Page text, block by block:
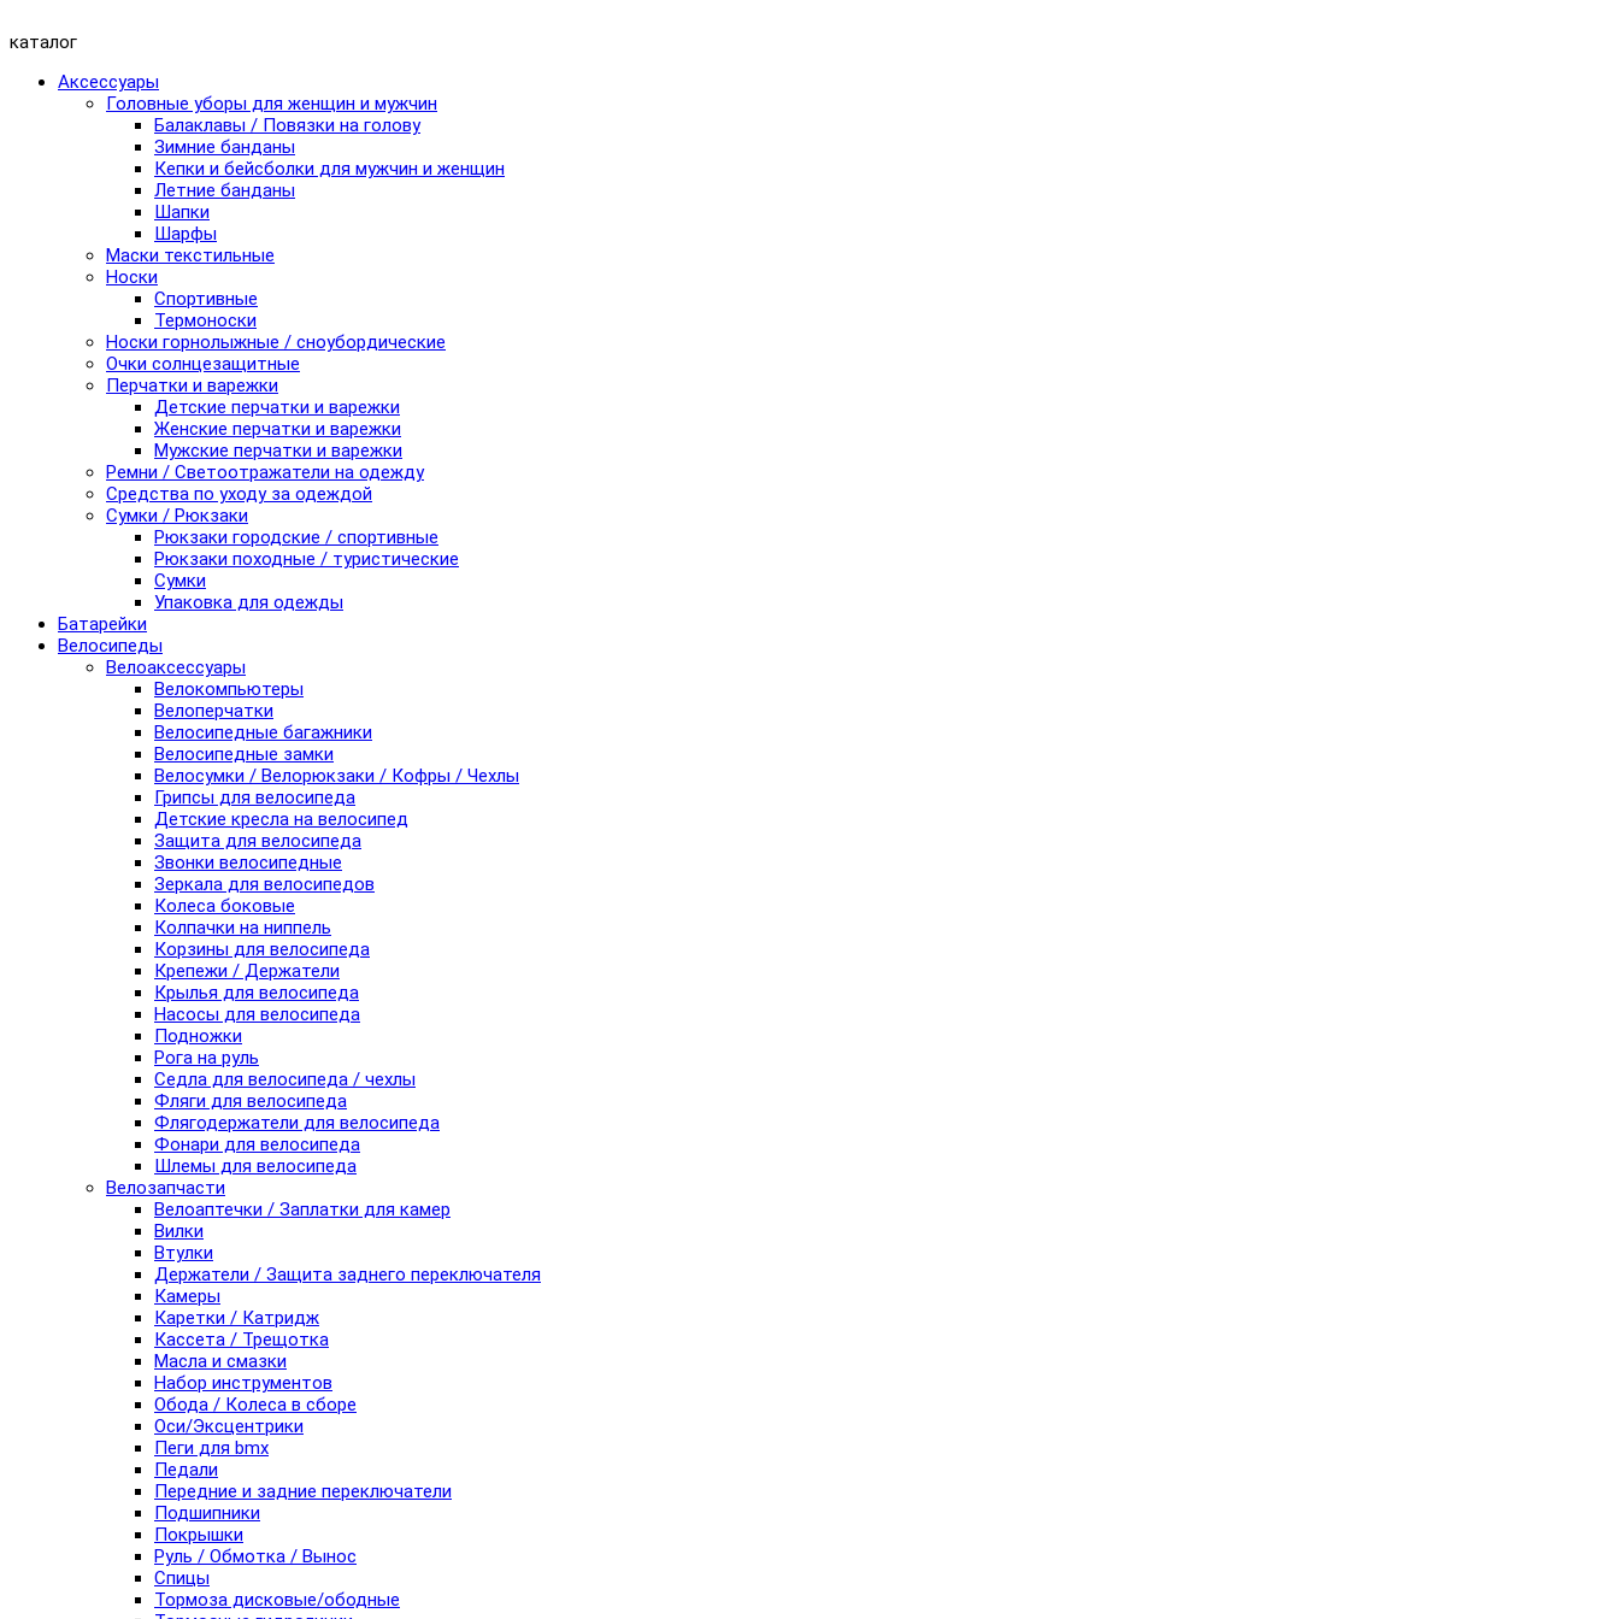
каталог
Аксессуары
Головные уборы для женщин и мужчин
Балаклавы / Повязки на голову
Зимние банданы
Кепки и бейсболки для мужчин и женщин
Летние банданы
Шапки
Шарфы
Маски текстильные
Носки
Спортивные
Термоноски
Носки горнолыжные / сноубордические
Очки солнцезащитные
Перчатки и варежки
Детские перчатки и варежки
Женские перчатки и варежки
Мужские перчатки и варежки
Ремни / Светоотражатели на одежду
Средства по уходу за одеждой
Сумки / Рюкзаки
Рюкзаки городские / спортивные
Рюкзаки походные / туристические
Сумки
Упаковка для одежды
Батарейки
Велосипеды
Велоаксессуары
Велокомпьютеры
Велоперчатки
Велосипедные багажники
Велосипедные замки
Велосумки / Велорюкзаки / Кофры / Чехлы
Грипсы для велосипеда
Детские кресла на велосипед
Защита для велосипеда
Звонки велосипедные
Зеркала для велосипедов
Колеса боковые
Колпачки на ниппель
Корзины для велосипеда
Крепежи / Держатели
Крылья для велосипеда
Насосы для велосипеда
Подножки
Рога на руль
Седла для велосипеда / чехлы
Фляги для велосипеда
Флягодержатели для велосипеда
Фонари для велосипеда
Шлемы для велосипеда
Велозапчасти
Велоаптечки / Заплатки для камер
Вилки
Втулки
Держатели / Защита заднего переключателя
Камеры
Каретки / Катридж
Кассета / Трещотка
Масла и смазки
Набор инструментов
Обода / Колеса в сборе
Оси/Эксцентрики
Пеги для bmx
Педали
Передние и задние переключатели
Подшипники
Покрышки
Руль / Обмотка / Вынос
Спицы
Тормоза дисковые/ободные